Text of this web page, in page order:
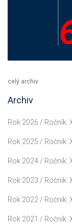
celý archiv
Archiv
Rok 2026 / Ročník:
Rok 2025 / Ročník:
Rok 2024 / Ročník:
Rok 2023 / Ročník:
Rok 2022 / Ročník:
Rok 2021 / Ročník: